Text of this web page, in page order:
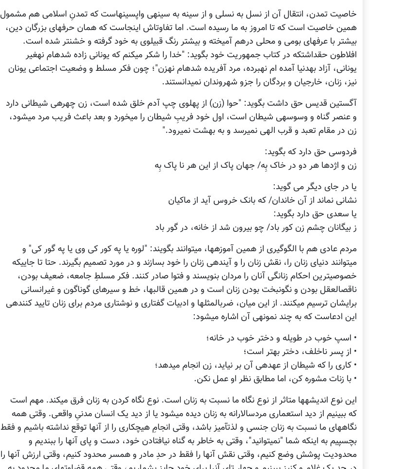
خاصیت تمدن، انتقال آن از نسل به نسلی و از سینه به سینه‎ی واپسین‎هاست که تمدنِ اسلامی هم مشمول
همین خاصیت است که تا امروز به‎ ما رسیده است. اما تفاوت‎اش این‎جاست که همان حرف‎های بزرگان دین،
بیشتر با عرف‎های بومی و محلی در‎هم آمیخته و بیشتر رنگ قبیلوی به خود گرفته و خشن‎تر شده است.
افلاطون حق‎داشت‎که در کتاب جمهوریت خود بگوید: "خدا را شکر می‎کنم که ‏یونانی زاده شده‎ام نه‎غیر
یونانی، آزاد به‎دنیا آمده ام نه‎برده، مرد آفریده شده‎ام نه‎زن"؛ چون فکر مسلط و وضعیت اجتماعی یونان
نیز، زنان، خارجیان و بردگان را جزو شهروندان نمی‎دانستند.
آگستین قدیس حق داشت بگوید: "حوا (زن) از پهلوی چپ آدم خلق شده است، زن چهره‏ی شیطانی دارد
و عنصر گناه و وسوسه‏ی شیطان است، اول خود فریبِ شیطان را می‎خورد و بعد باعث فریب مرد می‎شود،
زن در مقام تعبد و قرب الهی نمی‎رسد و به بهشت نمی‎رود."
فردوسی حق دارد که بگوید:
زن و اژدها هر دو در خاک بِه/ جهان پاک از این هر نا پاک بِه
یا در جای دیگر می گوید:
نشانی نماند از آن خاندان/ که بانک خروس آید از ماکیان
یا سعدی حق دارد بگوید:
ز بیگانان چشم زن کور باد/ چو بیرون شد از خانه، در گور باد
مردم عادی هم با الگوگیری از همین آموزه‎ها، می‎توانند بگویند: "لوره یا په کور کی وی یا په گور کی" و
می‎توانند دنیای زنان را، نقش زنان را و آینده‎ی زنان را خود بسازند و در مورد تصمیم بگیرند. حتا تا جایی‎که
خصوصی‎ترین احکام زنانگی آنان را مردان بنویسند و فتوا صادر ‎کنند. فکر مسلطِ جامعه، ضعیف بودن،
ناقص‎العقل بودن و نگو‎ن‎بخت بودن زنان است و در همین قالب‎ها، خط و سیرهای گوناگون و غیر‎انسانی
برای‎شان ترسیم می‎کنند. از این میان، ضرب‎المثل‎ها و ادبیات گفتاری و نوشتاری مردم برای زنان تایید کننده‎ی
این ادعاست که به چند نمونه‎ی آن اشاره می‎شود:
• اسپ خوب در طویله و دختر خوب در خانه؛
• از پسر ناخلف، دختر بهتر است؛
• کاری را که شیطان از عهده‎ی آن بر نیاید، زن انجام می‎دهد؛
• با زن‎ات مشوره کن، اما مطابق نظر او عمل نکن.
این نوع اندیشه‎ها متاثر از نوع نگاه ما نسبت به زنان است. نوع نگاه کردن به زنان فرق می‎کند. مهم است
که ببینیم از دید استعماری مردسالارانه به زنان دیده می‎شود یا از دید یک انسان مدنیِ واقعی. وقتی همه
نگاه‎های ما نسبت به زنان جنسی و لذت‎آمیز باشد، وقتی انجامِ هیچ‎کاری را از آنها توقع نداشته باشیم و فقط
بچسپیم به اینکه شما "نمی‎توانید"، وقتی به خاطر به گناه نیافتادن خود، دست و پای آنها را ببندیم و
محدودیت پوشش وضع کنیم، وقتی نقش آنها را فقط در حدِ مادر و همسر محدود کنیم، وقتی ارزش آنها را